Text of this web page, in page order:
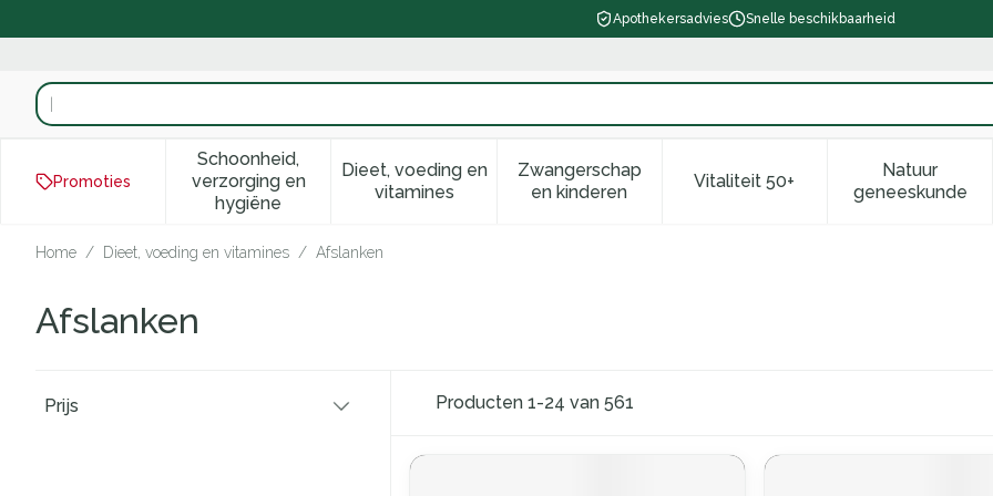
Apothekersadvies Snelle beschikbaarheid
Product, merk, categorie...
Promoties
Schoonheid,
verzorging en
hygiëne
Toon submenu voor Schoonheid, verzorging en hygiëne categorie
Dieet, voeding en
vitaminesToon submenu voor Dieet, voeding en vitamines categorie
Zwangerschap
en kinderenToon submenu voor Zwangerschap en kinderen
Vitaliteit 50+Toon submenu voor Vitaliteit
Natuur
geneeskunde
Toon
Home / Dieet, voeding en vitamines / Afslanken
Afslanken
Prijs
Producten 1-24 van 561